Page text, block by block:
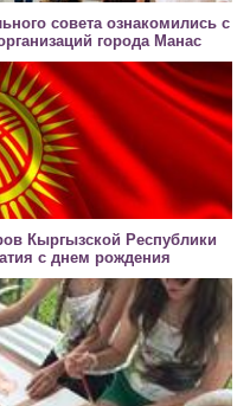
совета ознакомились с
города Манас
Кыргызской Республики
с днем рождения